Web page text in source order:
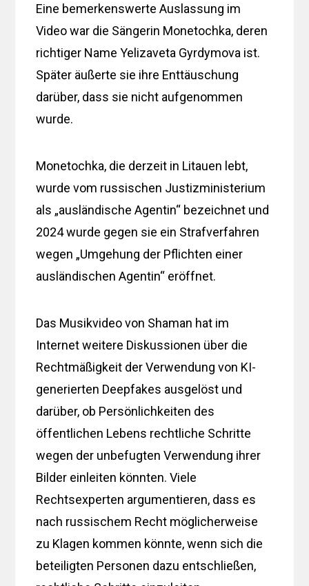
Eine bemerkenswerte Auslassung im
Video war die Sängerin Monetochka, deren
richtiger Name Yelizaveta Gyrdymova ist.
Später äußerte sie ihre Enttäuschung
darüber, dass sie nicht aufgenommen
wurde.
Monetochka, die derzeit in Litauen lebt,
wurde vom russischen Justizministerium
als „ausländische Agentin“ bezeichnet und
2024 wurde gegen sie ein Strafverfahren
wegen „Umgehung der Pflichten einer
ausländischen Agentin“ eröffnet.
Das Musikvideo von Shaman hat im
Internet weitere Diskussionen über die
Rechtmäßigkeit der Verwendung von KI-
generierten Deepfakes ausgelöst und
darüber, ob Persönlichkeiten des
öffentlichen Lebens rechtliche Schritte
wegen der unbefugten Verwendung ihrer
Bilder einleiten könnten. Viele
Rechtsexperten argumentieren, dass es
nach russischem Recht möglicherweise
zu Klagen kommen könnte, wenn sich die
beteiligten Personen dazu entschließen,